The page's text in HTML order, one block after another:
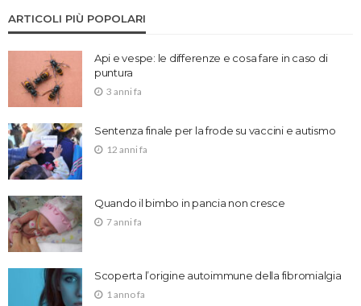
ARTICOLI PIÙ POPOLARI
Api e vespe: le differenze e cosa fare in caso di
puntura
3 anni fa
Sentenza finale per la frode su vaccini e autismo
12 anni fa
Quando il bimbo in pancia non cresce
7 anni fa
Scoperta l’origine autoimmune della fibromialgia
1 anno fa